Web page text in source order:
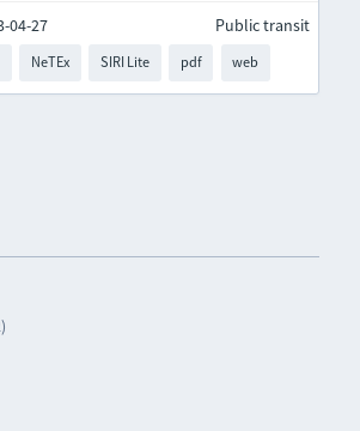
04-27
NeTEx SIRI Lite pdf web
Public transit